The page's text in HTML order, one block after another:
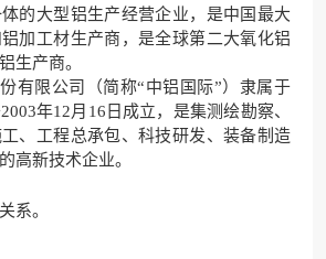
的大型铝生产经营企业，是中国最大
加工材生产商，是全球第二大氧化铝
生产商。
有限公司（简称“中铝国际”）隶属于
年12月16日成立，是集测绘勘察、
、工程总承包、科技研发、装备制造
高新技术企业。
系。